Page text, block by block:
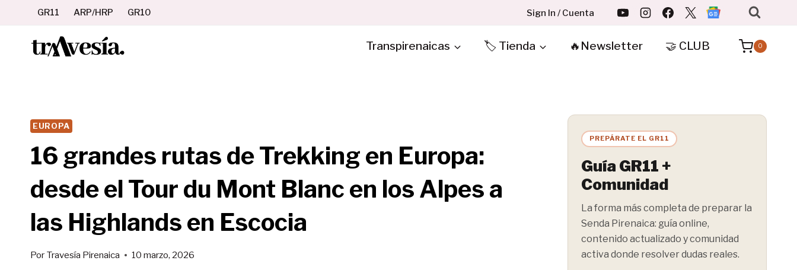
contenido
GR11 ARP/HRP GR10 Sign In / Cuenta
Transpirenaicas 🏷️ Tienda 🔥Newsletter 🤝 CLUB 0
EUROPA
16 grandes rutas de Trekking en Europa:
desde el Tour du Mont Blanc en los Alpes a
las Highlands en Escocia
Por Travesía Pirenaica 10 marzo, 2026
PREPÁRATE EL GR11
Guía GR11 +
Comunidad
La forma más completa de preparar la
Senda Pirenaica: guía online,
contenido actualizado y comunidad
activa donde resolver dudas reales.